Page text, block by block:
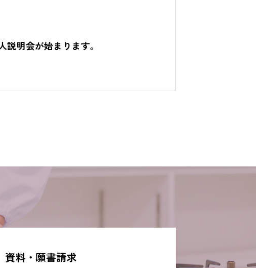
説明会が始まります。
資料・願書請求